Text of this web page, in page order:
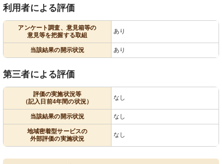
利用者による評価
アンケート調査、意見箱等の
意見等を把握する取組
あり
当該結果の開示状況 あり
第三者による評価
評価の実施状況等
（記入日前4年間の状況）
なし
当該結果の開示状況 なし
地域密着型サービスの
外部評価の実施状況
なし